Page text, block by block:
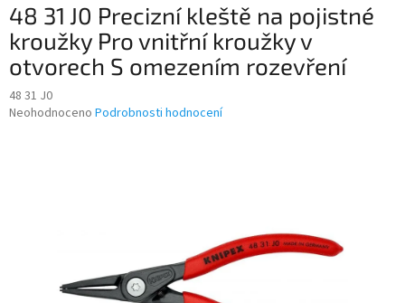
48 31 J0 Precizní kleště na pojistné
kroužky Pro vnitřní kroužky v
otvorech S omezením rozevření
48 31 J0
Průměrné
Neohodnoceno Podrobnosti hodnocení